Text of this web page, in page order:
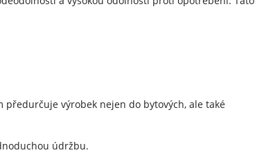
předurčuje výrobek nejen do bytových, ale také
údržbu.